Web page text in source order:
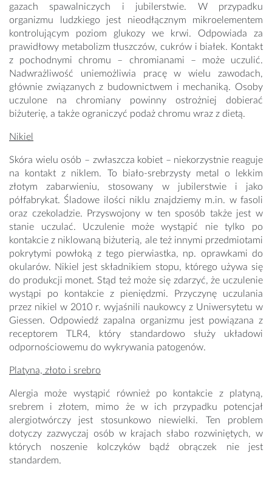
gazach spawalniczych i jubilerstwie. W przypadku
organizmu ludzkiego jest nieodłącznym mikroelementem
kontrolującym poziom glukozy we krwi. Odpowiada za
prawidłowy metabolizm tłuszczów, cukrów i białek. Kontakt
z pochodnymi chromu – chromianami – może uczulić.
Nadwrażliwość uniemożliwia pracę w wielu zawodach,
głównie związanych z budownictwem i mechaniką. Osoby
uczulone na chromiany powinny ostrożniej dobierać
biżuterię, a także ograniczyć podaż chromu wraz z dietą.
Nikiel
Skóra wielu osób – zwłaszcza kobiet – niekorzystnie reaguje
na kontakt z niklem. To biało-srebrzysty metal o lekkim
złotym zabarwieniu, stosowany w jubilerstwie i jako
półfabrykat. Śladowe ilości niklu znajdziemy m.in. w fasoli
oraz czekoladzie. Przyswojony w ten sposób także jest w
stanie uczulać. Uczulenie może wystąpić nie tylko po
kontakcie z niklowaną biżuterią, ale też innymi przedmiotami
pokrytymi powłoką z tego pierwiastka, np. oprawkami do
okularów. Nikiel jest składnikiem stopu, którego używa się
do produkcji monet. Stąd też może się zdarzyć, że uczulenie
wystąpi po kontakcie z pieniędzmi. Przyczynę uczulania
przez nikiel w 2010 r. wyjaśnili naukowcy z Uniwersytetu w
Giessen. Odpowiedź zapalna organizmu jest powiązana z
receptorem TLR4, który standardowo służy układowi
odpornościowemu do wykrywania patogenów.
Platyna, złoto i srebro
Alergia może wystąpić również po kontakcie z platyną,
srebrem i złotem, mimo że w ich przypadku potencjał
alergiotwórczy jest stosunkowo niewielki. Ten problem
dotyczy zazwyczaj osób w krajach słabo rozwiniętych, w
których noszenie kolczyków bądź obrączek nie jest
standardem.